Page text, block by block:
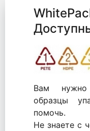
Вам нужно
образцы
помочь.
Не знаете с